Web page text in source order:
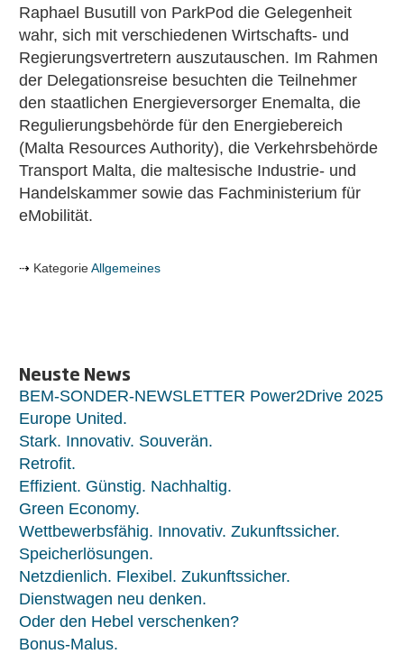
Raphael Busutill von ParkPod die Gelegenheit
wahr, sich mit verschiedenen Wirtschafts- und
Regierungsvertretern auszutauschen. Im Rahmen
der Delegationsreise besuchten die Teilnehmer
den staatlichen Energieversorger Enemalta, die
Regulierungsbehörde für den Energiebereich
(Malta Resources Authority), die Verkehrsbehörde
Transport Malta, die maltesische Industrie- und
Handelskammer sowie das Fachministerium für
eMobilität.
KategorieAllgemeines
Neuste News
BEM-SONDER-NEWSLETTER Power2Drive 2025
Europe United.
Stark. Innovativ. Souverän.
Retrofit.
Effizient. Günstig. Nachhaltig.
Green Economy.
Wettbewerbsfähig. Innovativ. Zukunftssicher.
Speicherlösungen.
Netzdienlich. Flexibel. Zukunftssicher.
Dienstwagen neu denken.
Oder den Hebel verschenken?
Bonus-Malus.